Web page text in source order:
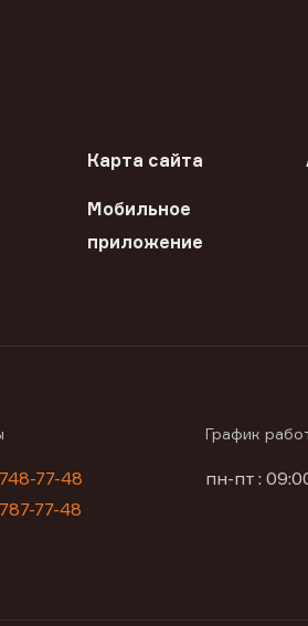
Карта сайта
Мобильное
приложение
77-48
77-48
График
пн-пт :